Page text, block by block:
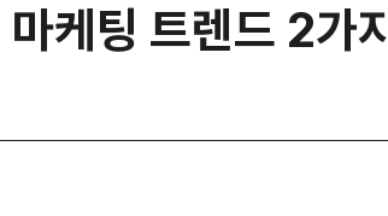
케팅 트렌드 2가지